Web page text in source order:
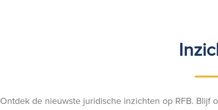
Ontdek de nieuwste juridische inzichten op RFB.